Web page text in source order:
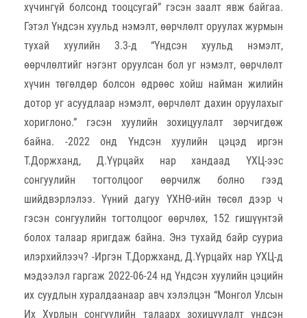
хүчингүй болсонд тооцсугай” гэсэн заалт явж байгаа.
Гэтэл Үндсэн хуульд нэмэлт, өөрчлөлт оруулах журмын
тухай хуулийн 3.3-д “Үндсэн хуульд нэмэлт,
өөрчлөлтийг нэгэнт оруулсан бол уг нэмэлт, өөрчлөлт
хүчин төгөлдөр болсон өдрөөс хойш найман жилийн
дотор уг асуудлаар нэмэлт, өөрчлөлт дахин оруулахыг
хориглоно.” гэсэн хуулийн зохицуулалт зөрчигдөж
байна. -2022 онд Үндсэн хуулийн цэцэд иргэн
Т.Доржханд, Д.Үүрцайх нар хандаад ҮХЦ-ээс
сонгуулийн тогтолцоог өөрчилж болно гээд
шийдвэрлэлээ. Үүний дагуу ҮХНӨ-ийн төсөл дээр ч
гэсэн сонгуулийн тогтолцоог өөрчлөх, 152 гишүүнтэй
болох талаар яригдаж байна. Энэ тухайд байр сууриа
илэрхийлээч? -Иргэн Т.Доржханд, Д.Үүрцайх нар ҮХЦ-д
мэдээлэл гаргаж 2022-06-24 нд Үндсэн хуулийн цэцийн
их суудлын хуралдаанаар авч хэлэлцэн “Монгол Улсын
Их Хурлын сонгуулийн талаарх зохицуулалт үндсэн